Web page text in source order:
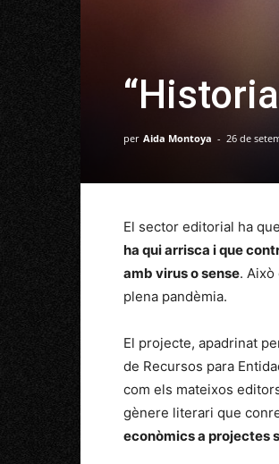
per Aida Montoya - 26 de
El sector editorial ha
ha qui arrisca i que
amb virus o sense. Això
plena pandèmia.
El projecte, apadrinat
de Recursos para
com els mateixos
gènere literari que
econòmics a projectes